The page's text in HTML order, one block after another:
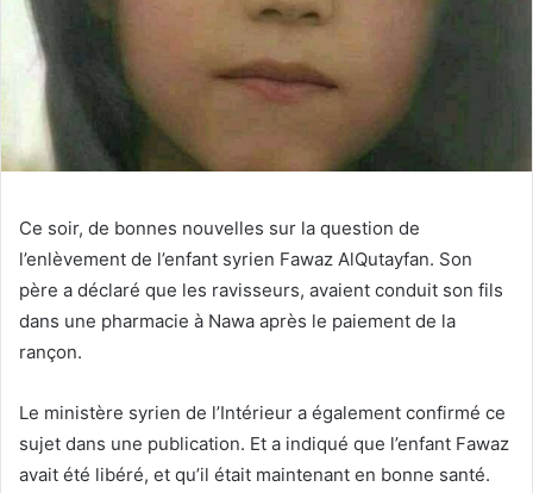
Ce soir, de bonnes nouvelles sur la question de
l’enlèvement de l’enfant syrien Fawaz AlQutayfan. Son
père a déclaré que les ravisseurs, avaient conduit son fils
dans une pharmacie à Nawa après le paiement de la
rançon.
Le ministère syrien de l’Intérieur a également confirmé ce
sujet dans une publication. Et a indiqué que l’enfant Fawaz
avait été libéré, et qu’il était maintenant en bonne santé.